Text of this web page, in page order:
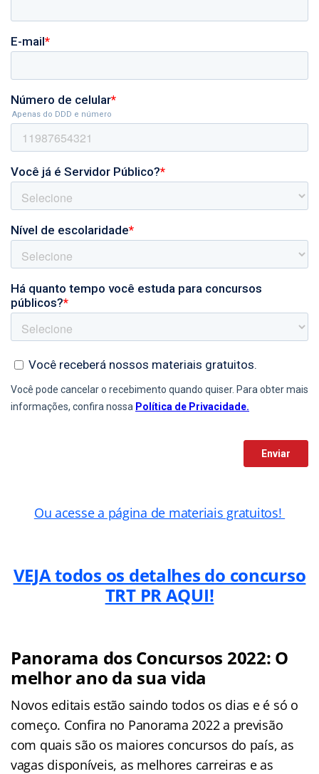
Ou acesse a página de materiais gratuitos!
VEJA todos os detalhes do concurso
TRT PR AQUI!
Panorama dos Concursos 2022: O
melhor ano da sua vida
Novos editais estão saindo todos os dias e é só o
começo. Confira no Panorama 2022 a previsão
com quais são os maiores concursos do país, as
vagas disponíveis, as melhores carreiras e as